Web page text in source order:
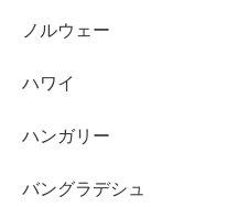
ノルウェー
ハワイ
ハンガリー
バングラデシュ